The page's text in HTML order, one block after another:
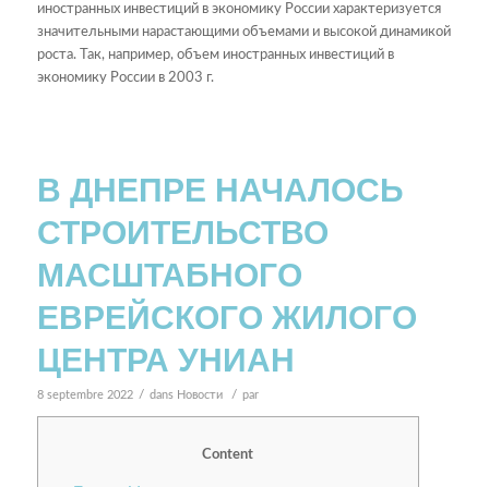
иностранных инвестиций в экономику России характеризуется
значительными нарастающими объемами и высокой динамикой
роста. Так, например, объем иностранных инвестиций в
экономику России в 2003 г.
В ДНЕПРЕ НАЧАЛОСЬ
СТРОИТЕЛЬСТВО
МАСШТАБНОГО
ЕВРЕЙСКОГО ЖИЛОГО
ЦЕНТРА УНИАН
8 septembre 2022 / dans Новости / par
Content